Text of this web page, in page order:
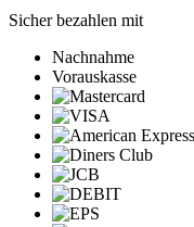
Sicher bezahlen mit
Nachnahme
Vorauskasse